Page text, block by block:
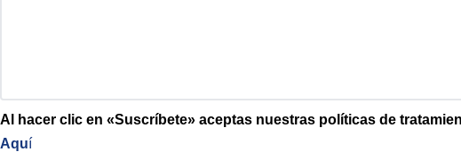
Al hacer clic en «Suscríbete» aceptas nuestras políticas de
Aquí